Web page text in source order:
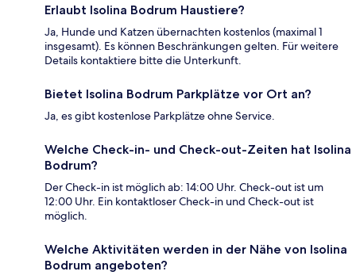
Erlaubt Isolina Bodrum Haustiere?
Ja, Hunde und Katzen übernachten kostenlos (maximal 1
insgesamt). Es können Beschränkungen gelten. Für weitere
Details kontaktiere bitte die Unterkunft.
Bietet Isolina Bodrum Parkplätze vor Ort an?
Ja, es gibt kostenlose Parkplätze ohne Service.
Welche Check-in- und Check-out-Zeiten hat Isolina
Bodrum?
Der Check-in ist möglich ab: 14:00 Uhr. Check-out ist um
12:00 Uhr. Ein kontaktloser Check-in und Check-out ist
möglich.
Welche Aktivitäten werden in der Nähe von Isolina
Bodrum angeboten?